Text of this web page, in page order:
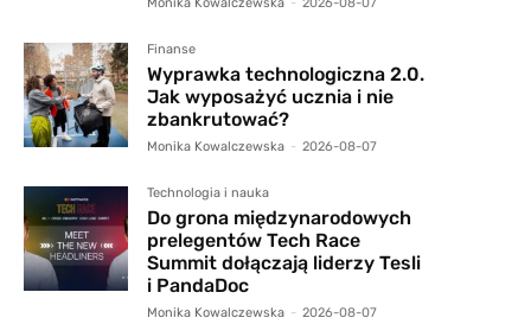
Finanse
Wyprawka technologiczna 2.0.
Jak wyposażyć ucznia i nie
zbankrutować?
Monika Kowalczewska - 2026-08-07
Technologia i nauka
Do grona międzynarodowych
prelegentów Tech Race
Summit dołączają liderzy Tesli
i PandaDoc
Monika Kowalczewska - 2026-08-07